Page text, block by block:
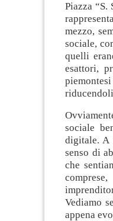
Piazza
mezzo,
sociale,
quelli
esattori,
riducendoli
sociale
digitale. A
senso di
che
Vediamo
appena